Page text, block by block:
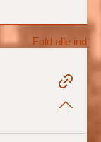
Fold alle ind